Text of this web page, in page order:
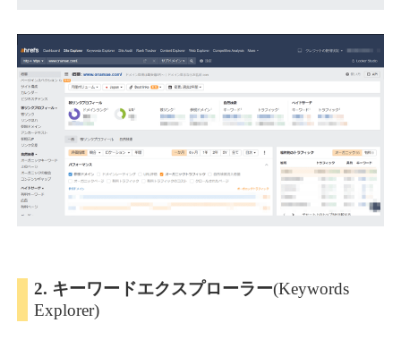
2. キーワードエクスプローラー(Keywords
Explorer)